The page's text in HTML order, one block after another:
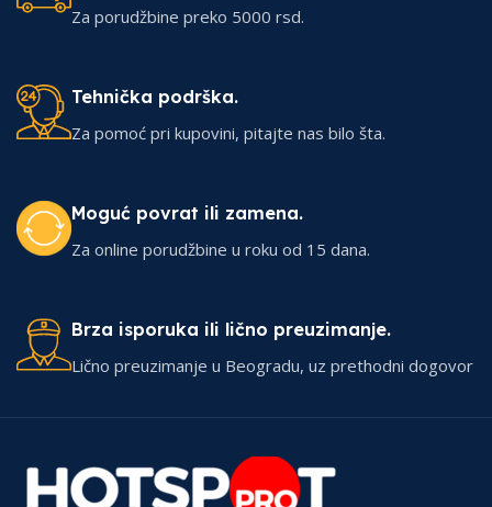
Za porudžbine preko 5000 rsd.
Tehnička podrška.
Za pomoć pri kupovini, pitajte nas bilo šta.
Moguć povrat ili zamena.
Za online porudžbine u roku od 15 dana.
Brza isporuka ili lično preuzimanje.
Lično preuzimanje u Beogradu, uz prethodni dogovor